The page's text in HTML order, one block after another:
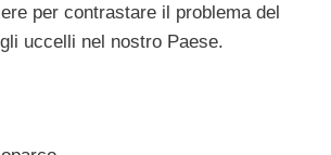
per contrastare il problema del
uccelli nel nostro Paese.